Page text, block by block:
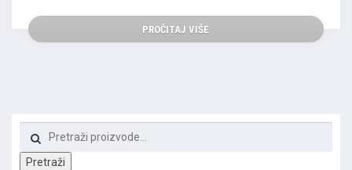
PROČITAJ VIŠE
Pretraži